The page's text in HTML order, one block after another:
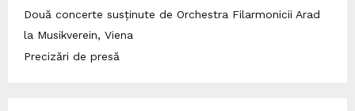
Două concerte susținute de Orchestra Filarmonicii Arad
la Musikverein, Viena
Precizări de presă